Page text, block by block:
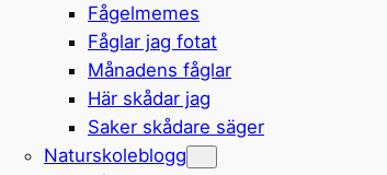
Fågelmemes
Fåglar jag fotat
Månadens fåglar
Här skådar jag
Saker skådare säger
Naturskoleblogg